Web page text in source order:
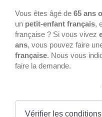
Vous êtes âgé de 65 ans
un petit-enfant français,
française ? Si vous vivez
ans, vous pouvez faire
française. Nous vous
faire la demande.
Vérifier les